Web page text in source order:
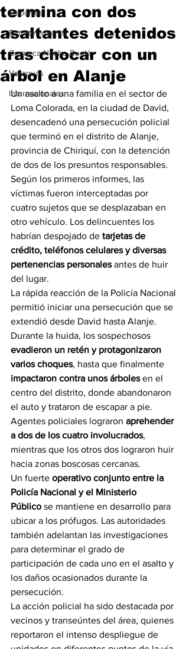
Deportes
Entretenimiento
Comarca Ngäbe-Buglé
Veraguas
Internacionales
termina con dos
asaltantes detenidos
tras chocar con un
árbol en Alanje
Un asalto a una familia en el sector de
Loma Colorada, en la ciudad de David,
desencadenó una persecución policial
que terminó en el distrito de Alanje,
provincia de Chiriquí, con la detención
de dos de los presuntos responsables.
Según los primeros informes, las
víctimas fueron interceptadas por
cuatro sujetos que se desplazaban en
otro vehículo. Los delincuentes los
habrían despojado de tarjetas de
crédito, teléfonos celulares y diversas
pertenencias personales antes de huir
del lugar.
La rápida reacción de la Policía Nacional
permitió iniciar una persecución que se
extendió desde David hasta Alanje.
Durante la huida, los sospechosos
evadieron un retén y protagonizaron
varios choques, hasta que finalmente
impactaron contra unos árboles en el
centro del distrito, donde abandonaron
el auto y trataron de escapar a pie.
Agentes policiales lograron aprehender
a dos de los cuatro involucrados,
mientras que los otros dos lograron huir
hacia zonas boscosas cercanas.
Un fuerte operativo conjunto entre la
Policía Nacional y el Ministerio
Público se mantiene en desarrollo para
ubicar a los prófugos. Las autoridades
también adelantan las investigaciones
para determinar el grado de
participación de cada uno en el asalto y
los daños ocasionados durante la
persecución.
La acción policial ha sido destacada por
vecinos y transeúntes del área, quienes
reportaron el intenso despliegue de